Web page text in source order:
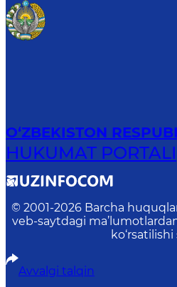
O‘ZBEKISTON
HUKUMAT PORTALI
© 2001-2026 Barcha
veb-saytdagi
Avvalgi talqin